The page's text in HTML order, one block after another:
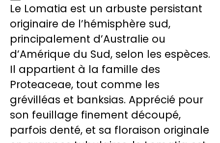
Le Lomatia est un arbuste persistant
originaire de l’hémisphère sud,
principalement d’Australie ou
d’Amérique du Sud, selon les espèces.
Il appartient à la famille des
Proteaceae, tout comme les
grévilléas et banksias. Apprécié pour
son feuillage finement découpé,
parfois denté, et sa floraison originale